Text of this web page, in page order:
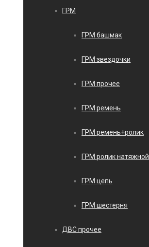
ГРМ
ГРМ башмак
ГРМ звездочки
ГРМ прочее
ГРМ ремень
ГРМ ремень+ролик
ГРМ ролик натяжной
ГРМ цепь
ГРМ шестерня
ДВС прочее